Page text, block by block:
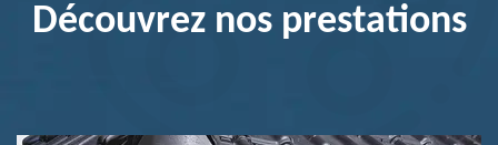
Découvrez nos prestations